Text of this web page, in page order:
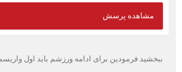
مشاهده پرسش
ببخشید فرمودین برای ادامه ورزشم باید اول